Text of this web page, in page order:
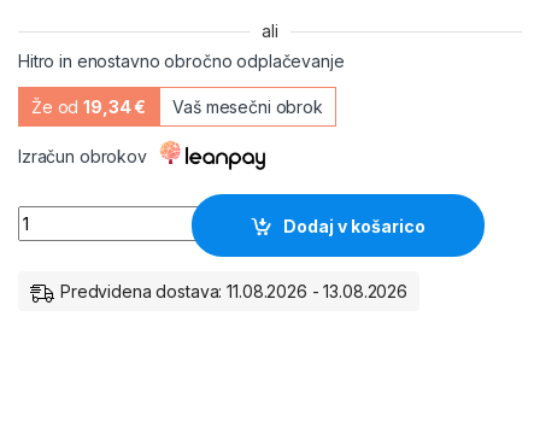
ali
Hitro in enostavno obročno odplačevanje
Že od19,34 € Vaš mesečni obrok
Izračun obrokov
Akumulator VARTA Silver Dynamic 63Ah D15 količina
Dodaj v košarico
Predvidena dostava: 11.08.2026 - 13.08.2026